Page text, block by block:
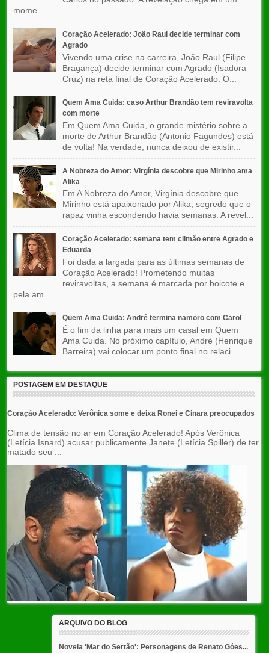
mome...
Coração Acelerado: João Raul decide terminar com
Agrado
Vivendo uma crise na carreira, João Raul (Filipe
Bragança) decide terminar com Agrado (Isadora
Cruz) na reta final de Coração Acelerado. O...
Quem Ama Cuida: caso Arthur Brandão tem reviravolta
com morte
Em Quem Ama Cuida, o grande mistério sobre a
morte de Arthur Brandão (Antonio Fagundes) está
de volta! Na verdade, nunca deixou de existir...
A Nobreza do Amor: Virgínia descobre que Mirinho ama
Alika
Em A Nobreza do Amor, Virgínia descobre que
Mirinho está apaixonado por Alika, segredo que o
rapaz vinha escondendo havia semanas. A revel...
Coração Acelerado: semana tem climão entre Agrado e
Eduarda
Foi dada a largada para as últimas semanas de
Coração Acelerado! Prometendo muitas
reviravoltas, a semana é marcada por boicote e
pela am...
Quem Ama Cuida: André termina namoro com Carol
É o fim da linha para mais um casal em Quem
Ama Cuida. No próximo capítulo, André (Henrique
Barreira) vai colocar um ponto final no relaci...
POSTAGEM EM DESTAQUE
Coração Acelerado: Verônica some e deixa Ronei e Cinara preocupados
Clima de tensão no ar em Coração Acelerado! Após Verônica
(Letícia Isnard) acusar publicamente Janete (Letícia Spiller) de ter
matado seu ...
ARQUIVO DO BLOG
Novela 'Mar do Sertão': Personagens de Renato Góes...